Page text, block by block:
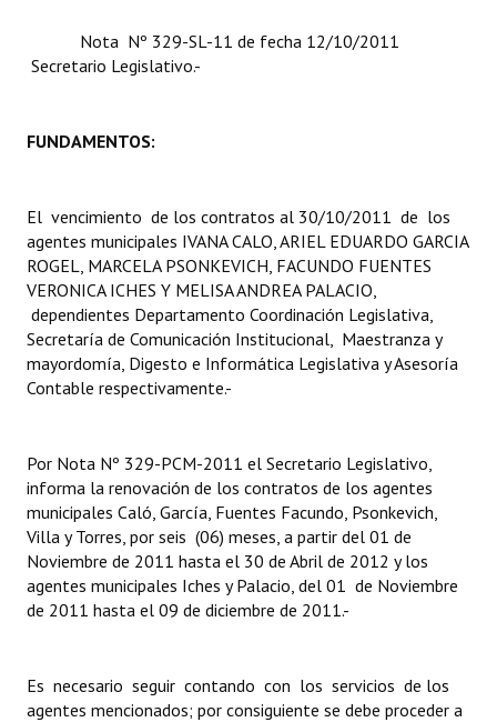
Proyectos Presentados
Actas de Sesión
Ejecución Presupuestaria
Actas de Audiencias Públicas
NORMATIVA
Comunicaciones
Resoluciones
Resoluciones de Presidencia
INSTITUCIONAL
Antiguos Pobladores
Registros y Distinciones
Nota Nº 329-SL-11 de fecha 12/10/2011
Secretario Legislativo.-
FUNDAMENTOS:
El vencimiento de los contratos al 30/10/2011 de los
agentes municipales IVANA CALO, ARIEL EDUARDO GARCIA
ROGEL, MARCELA PSONKEVICH, FACUNDO FUENTES
VERONICA ICHES Y MELISA ANDREA PALACIO,
dependientes Departamento Coordinación Legislativa,
Secretaría de Comunicación Institucional, Maestranza y
mayordomía, Digesto e Informática Legislativa y Asesoría
Contable respectivamente.-
Por Nota Nº 329-PCM-2011 el Secretario Legislativo,
informa la renovación de los contratos de los agentes
municipales Caló, García, Fuentes Facundo, Psonkevich,
Villa y Torres, por seis (06) meses, a partir del 01 de
Noviembre de 2011 hasta el 30 de Abril de 2012 y los
agentes municipales Iches y Palacio, del 01 de Noviembre
de 2011 hasta el 09 de diciembre de 2011.-
Es necesario seguir contando con los servicios de los
agentes mencionados; por consiguiente se debe proceder a